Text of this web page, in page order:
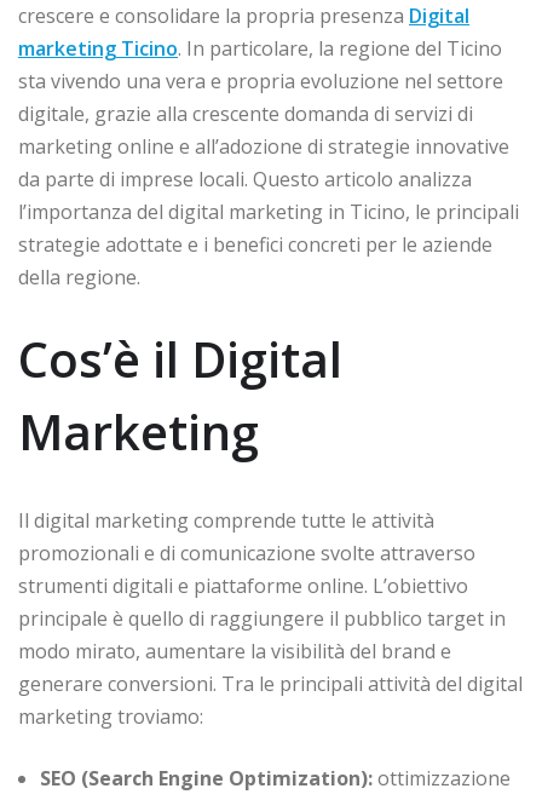
crescere e consolidare la propria presenza Digital
marketing Ticino. In particolare, la regione del Ticino
sta vivendo una vera e propria evoluzione nel settore
digitale, grazie alla crescente domanda di servizi di
marketing online e all’adozione di strategie innovative
da parte di imprese locali. Questo articolo analizza
l’importanza del digital marketing in Ticino, le principali
strategie adottate e i benefici concreti per le aziende
della regione.
Cos’è il Digital
Marketing
Il digital marketing comprende tutte le attività
promozionali e di comunicazione svolte attraverso
strumenti digitali e piattaforme online. L’obiettivo
principale è quello di raggiungere il pubblico target in
modo mirato, aumentare la visibilità del brand e
generare conversioni. Tra le principali attività del digital
marketing troviamo:
SEO (Search Engine Optimization):ottimizzazione